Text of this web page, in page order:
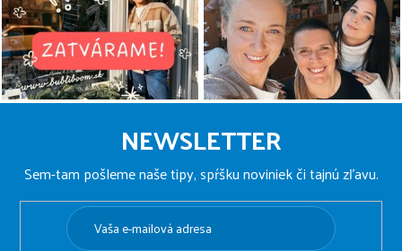
Z
NEWSLETTER
Sem-tam pošleme naše tipy, spŕšku noviniek či tajnú zľavu.